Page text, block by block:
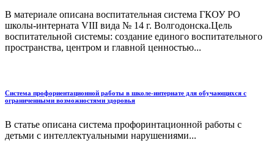
В материале описана воспитательная система ГКОУ РО
школы-интерната VIII вида № 14 г. Волгодонска.Цель
воспитательной системы: создание единого воспитательного
пространства, центром и главной ценностью...
Система профориентационной работы в школе-интернате для обучающихся с
ограниченными возможностями здоровья
В статье описана система профоринтационной работы с
детьми с интеллектуальными нарушениями...